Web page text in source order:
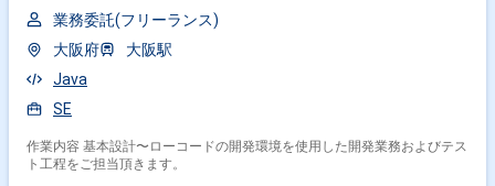
業務委託(フリーランス)
大阪府
大阪駅
Java
SE
作業内容 基本設計〜ローコードの開発環境を使用した開発業務およびテス
ト工程をご担当頂きます。